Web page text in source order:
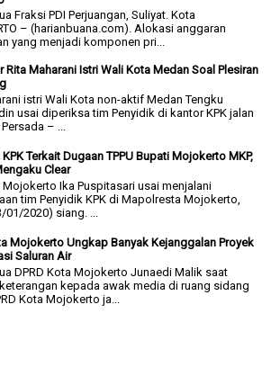
Fraksi PDI Perjuangan, Suliyat. Kota
– (harianbuana.com). Alokasi anggaran
yang menjadi komponen pri...
Rita Maharani Istri Wali Kota Medan Soal Plesiran
istri Wali Kota non-aktif Medan Tengku
usai diperiksa tim Penyidik di kantor KPK jalan
– ...
Terkait Dugaan TPPU Bupati Mojokerto MKP,
Clear
Mojokerto Ika Puspitasari usai menjalani
tim Penyidik KPK di Mapolresta Mojokerto,
01/2020) siang. ...
Mojokerto Ungkap Banyak Kejanggalan Proyek
Saluran Air
DPRD Kota Mojokerto Junaedi Malik saat
kepada awak media di ruang sidang
Kota Mojokerto ja...